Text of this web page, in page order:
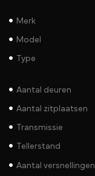
Merk
Model
Type
Aantal deuren
Aantal zitplaatsen
Transmissie
Tellerstand
Aantal versnellingen